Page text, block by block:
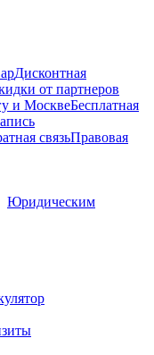
Дисконтная
от партнеров
и МосквеБесплатная
связьПравовая
Юридическим